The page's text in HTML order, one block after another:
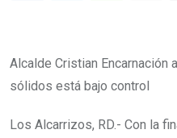
Alcalde Cristian Encarnación
sólidos está bajo control
Los Alcarrizos, RD.- Con la